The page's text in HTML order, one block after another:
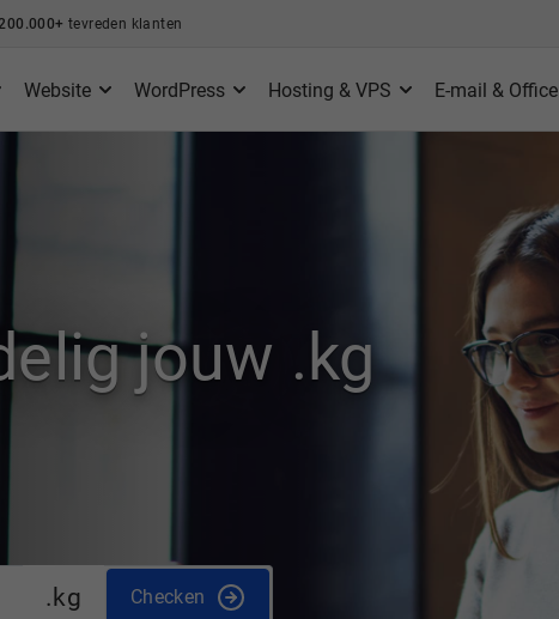
tevreden klanten
Website WordPress Hosting & VPS E-mail & Office
jouw .kg
.kg Checken